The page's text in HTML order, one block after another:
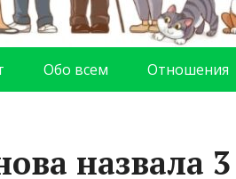
Обо всем Отношения
назвала 3